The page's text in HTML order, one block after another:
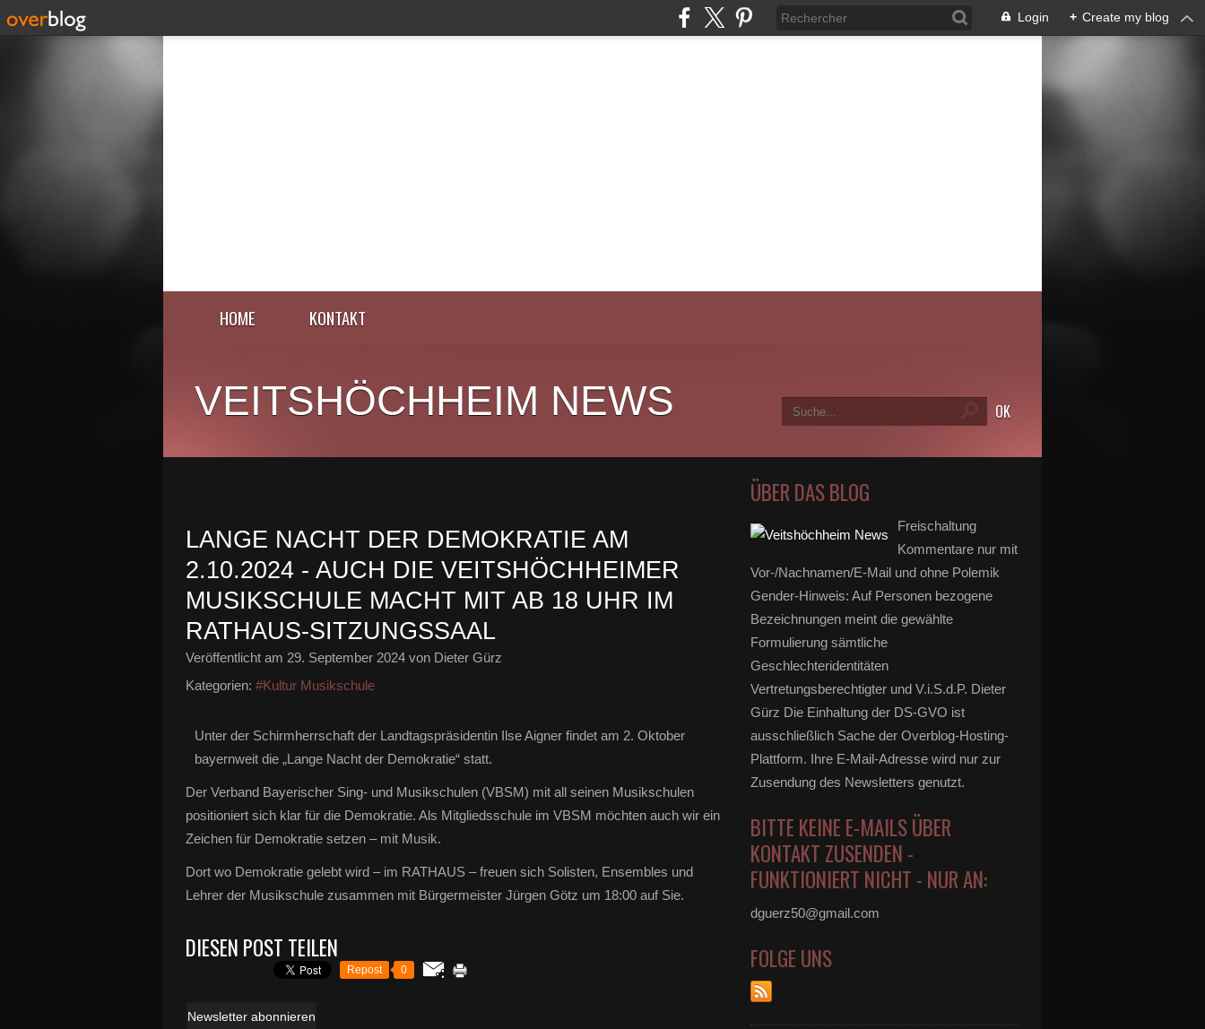
Login + Create my blog
HOME KONTAKT
VEITSHÖCHHEIM NEWS
LANGE NACHT DER DEMOKRATIE AM
2.10.2024 - AUCH DIE VEITSHÖCHHEIMER
MUSIKSCHULE MACHT MIT AB 18 UHR IM
RATHAUS-SITZUNGSSAAL
Veröffentlicht am 29. September 2024 von Dieter Gürz
Kategorien: #Kultur Musikschule
Unter der Schirmherrschaft der Landtagspräsidentin Ilse Aigner findet am 2. Oktober
bayernweit die „Lange Nacht der Demokratie“ statt.
Der Verband Bayerischer Sing- und Musikschulen (VBSM) mit all seinen Musikschulen
positioniert sich klar für die Demokratie. Als Mitgliedsschule im VBSM möchten auch wir ein
Zeichen für Demokratie setzen – mit Musik.
Dort wo Demokratie gelebt wird – im RATHAUS – freuen sich Solisten, Ensembles und
Lehrer der Musikschule zusammen mit Bürgermeister Jürgen Götz um 18:00 auf Sie.
DIESEN POST TEILEN
Repost 0
Newsletter abonnieren
ÜBER DAS BLOG
Freischaltung
Kommentare nur mit
Vor-/Nachnamen/E-Mail und ohne Polemik
Gender-Hinweis: Auf Personen bezogene
Bezeichnungen meint die gewählte
Formulierung sämtliche
Geschlechteridentitäten
Vertretungsberechtigter und V.i.S.d.P. Dieter
Gürz Die Einhaltung der DS-GVO ist
ausschließlich Sache der Overblog-Hosting-
Plattform. Ihre E-Mail-Adresse wird nur zur
Zusendung des Newsletters genutzt.
BITTE KEINE E-MAILS ÜBER
KONTAKT ZUSENDEN -
FUNKTIONIERT NICHT - NUR AN:
dguerz50@gmail.com
FOLGE UNS